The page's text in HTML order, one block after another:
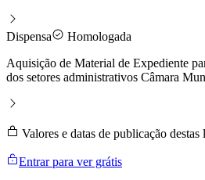
Dispensa
Homologada
Aquisição de Material de Expediente
dos setores administrativos Câmara
Valores e datas de publicação destas
Entrar para ver grátis